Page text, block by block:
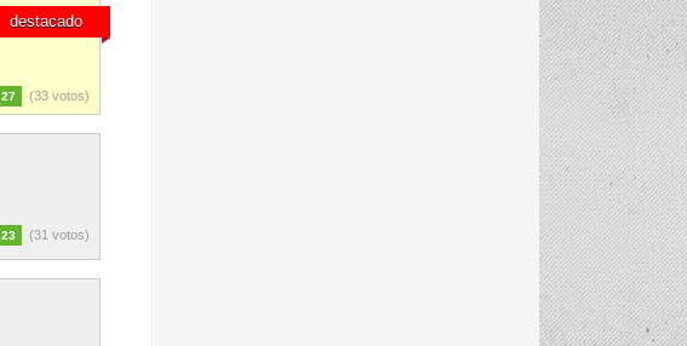
destacado
27 (33 votos)
23 (31 votos)